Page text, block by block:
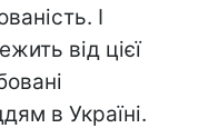
І
від цієї
в Україні.